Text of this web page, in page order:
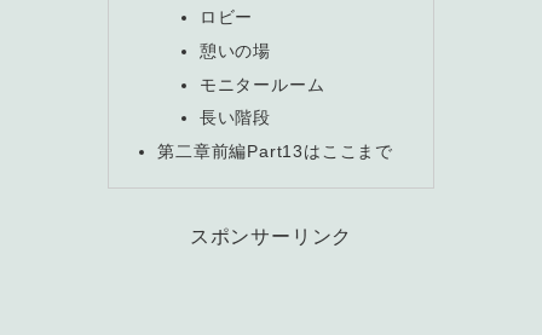
ロビー
憩いの場
モニタールーム
長い階段
第二章前編Part13はここまで
スポンサーリンク